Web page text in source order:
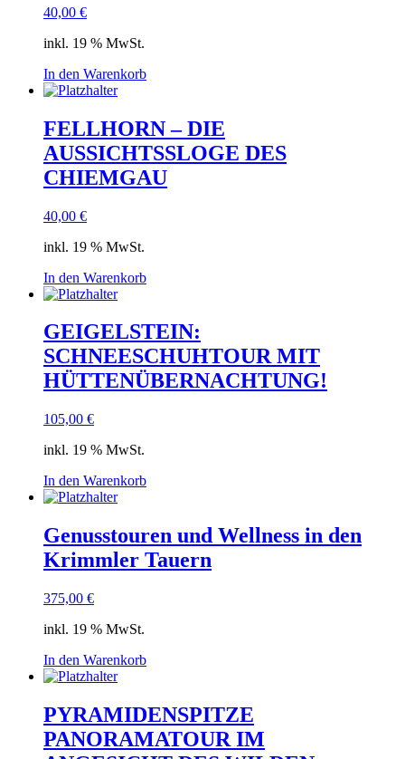
40,00 €
inkl. 19 % MwSt.
In den Warenkorb
FELLHORN – DIE
AUSSICHTSSLOGE DES
CHIEMGAU
40,00 €
inkl. 19 % MwSt.
In den Warenkorb
GEIGELSTEIN:
SCHNEESCHUHTOUR MIT
HÜTTENÜBERNACHTUNG!
105,00 €
inkl. 19 % MwSt.
In den Warenkorb
Genusstouren und Wellness in den
Krimmler Tauern
375,00 €
inkl. 19 % MwSt.
In den Warenkorb
PYRAMIDENSPITZE
PANORAMATOUR IM